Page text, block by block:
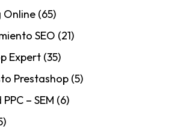
Online (65)
SEO (21)
Expert (35)
Prestashop (5)
– SEM (6)